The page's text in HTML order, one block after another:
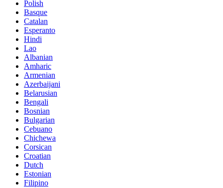
Polish
Basque
Catalan
Esperanto
Hindi
Lao
Albanian
Amharic
Armenian
Azerbaijani
Belarusian
Bengali
Bosnian
Bulgarian
Cebuano
Chichewa
Corsican
Croatian
Dutch
Estonian
Filipino